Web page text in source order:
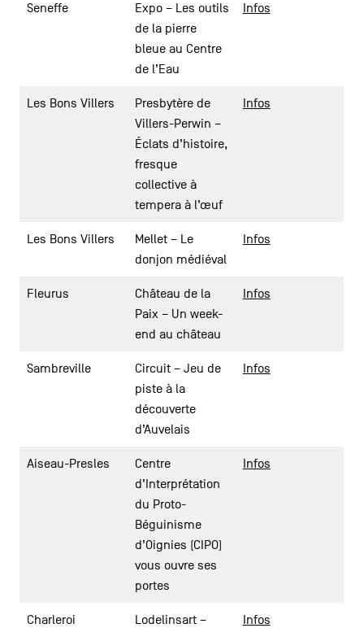
Seneffe
Expo – Les outils
de la pierre
bleue au Centre
de l’Eau
Infos
Les Bons Villers
Presbytère de
Villers-Perwin –
Éclats d’histoire,
fresque
collective à
tempera à l’œuf
Infos
Les Bons Villers
Mellet – Le
donjon médiéval
Infos
Fleurus
Château de la
Paix – Un week-
end au château
Infos
Sambreville
Circuit – Jeu de
piste à la
découverte
d’Auvelais
Infos
Aiseau-Presles
Centre
d’Interprétation
du Proto-
Béguinisme
d’Oignies (CIPO)
vous ouvre ses
portes
Infos
Charleroi
Lodelinsart –
Infos